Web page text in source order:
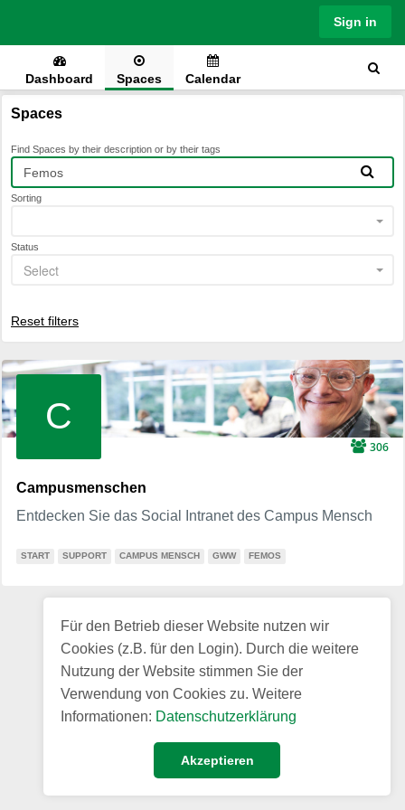
Für den Betrieb dieser Website nutzen wir
Cookies (z.B. für den Login). Durch die weitere
Nutzung der Website stimmen Sie der
Verwendung von Cookies zu. Weitere
Informationen: Datenschutzerklärung
Akzeptieren
Sign in
Dashboard Spaces Calendar
Spaces
Find Spaces by their description or by their tags
Sorting
Status
Select
Reset filters
C
306
Campusmenschen
Entdecken Sie das Social Intranet des Campus Mensch
START SUPPORT CAMPUS MENSCH GWW FEMOS